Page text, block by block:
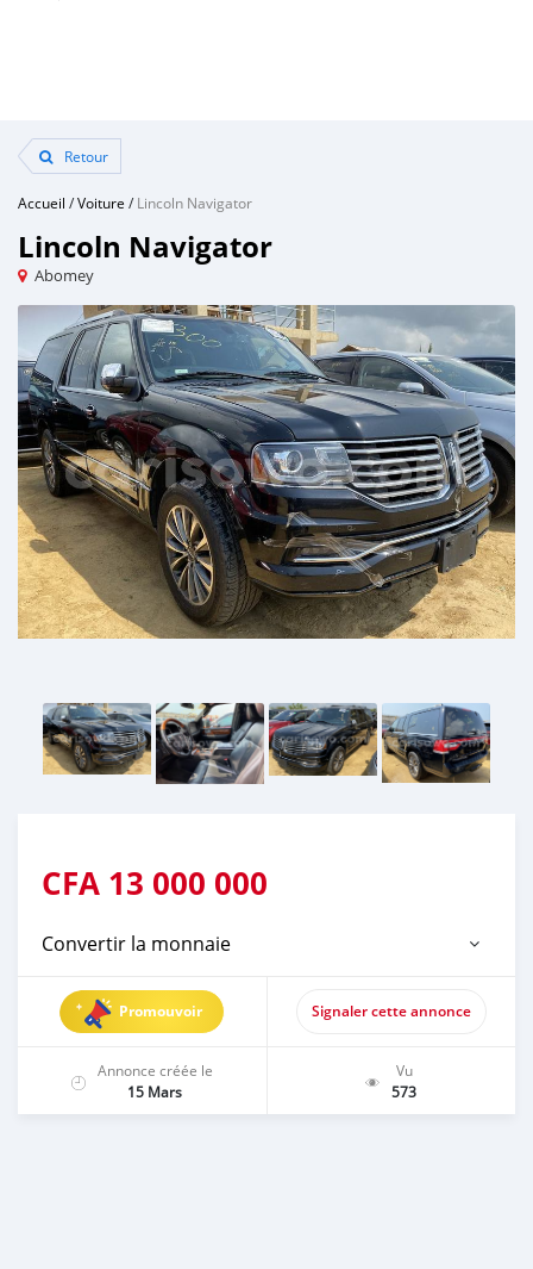
Retour
Accueil /Voiture /Lincoln Navigator
Lincoln Navigator
Abomey
CFA 13 000 000
Convertir la monnaie
Promouvoir Signaler cette annonce
Annonce créée le
15 Mars
Vu
573